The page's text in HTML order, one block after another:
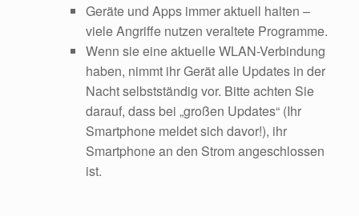
Geräte und Apps immer aktuell halten –
viele Angriffe nutzen veraltete Programme.
Wenn sie eine aktuelle WLAN-Verbindung
haben, nimmt ihr Gerät alle Updates in der
Nacht selbstständig vor. Bitte achten Sie
darauf, dass bei „großen Updates“ (Ihr
Smartphone meldet sich davor!), ihr
Smartphone an den Strom angeschlossen
ist.